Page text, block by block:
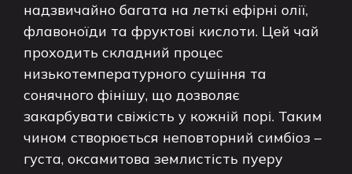
надзвичайно багата на леткі ефірні олії,
флавоноїди та фруктові кислоти. Цей чай
проходить складний процес
низькотемпературного сушіння та
сонячного фінішу, що дозволяє
закарбувати свіжість у кожній порі. Таким
чином створюється неповторний симбіоз –
густа, оксамитова землистість пуеру